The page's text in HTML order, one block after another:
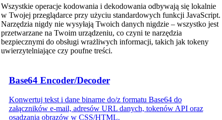
Wszystkie operacje kodowania i dekodowania odbywają się lokalnie
w Twojej przeglądarce przy użyciu standardowych funkcji JavaScript.
Narzędzia nigdy nie wysyłają Twoich danych nigdzie – wszystko jest
przetwarzane na Twoim urządzeniu, co czyni te narzędzia
bezpiecznymi do obsługi wrażliwych informacji, takich jak tokeny
uwierzytelniające czy poufne treści.
Base64 Encoder/Decoder
Konwertuj tekst i dane binarne do/z formatu Base64 do
załączników e-mail, adresów URL danych, tokenów API oraz
osadzania obrazów w CSS/HTML.